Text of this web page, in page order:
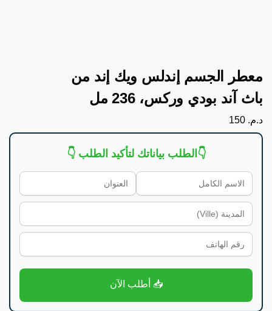
معطر الجسم إندلس ويك إند من
باث آند بودي وركس، 236 مل
د.م.
👇الطلب بياناتك لتأكيد الطلب 👇
📥 أطلب الآن